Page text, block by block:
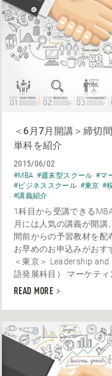
＜6月7月開講＞締切
単科を紹介
2015/06/02
#MBA #週末型スクール #マ
#ビジネススクール #東京 #
#講義紹介
1科目から受講できる
月には人気の講義が開講
間前からの予習教材を配
お早めのお申込みがおす
＜東京＞ Leadership and
語発展科目） マーケティ
READ MORE